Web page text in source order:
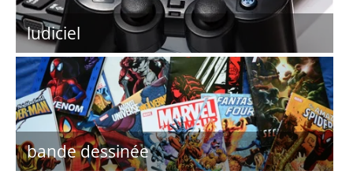
ludiciel
bande dessinée